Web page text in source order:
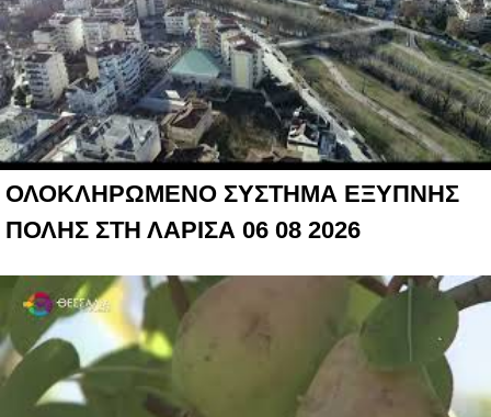
ΟΛΟΚΛΗΡΩΜΕΝΟ ΣΥΣΤΗΜΑ ΕΞΥΠΝΗΣ
ΠΟΛΗΣ ΣΤΗ ΛΑΡΙΣΑ 06 08 2026